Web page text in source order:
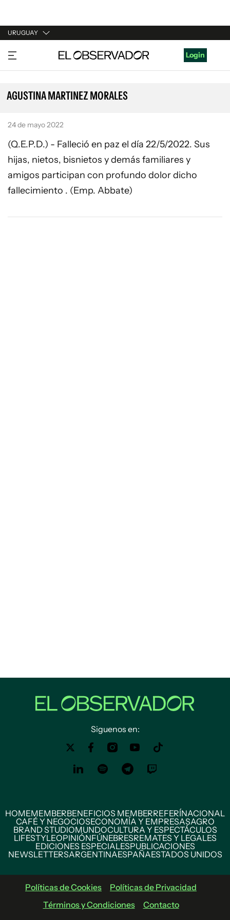
URUGUAY
URUGUAY
ARGENTINA
ESPAÑA
Login
AGUSTINA MARTINEZ MORALES
24 de mayo 2022
(Q.E.P.D.) - Falleció en paz el día 22/5/2022. Sus
hijas, nietos, bisnietos y demás familiares y
amigos participan con profundo dolor dicho
fallecimiento . (Emp. Abbate)
Siguenos en:
HOMEMEMBERBENEFICIOS MEMBERREFERÍNACIONAL
CAFÉ Y NEGOCIOSECONOMÍA Y EMPRESASAGRO
BRAND STUDIOMUNDOCULTURA Y ESPECTÁCULOS
LIFESTYLEOPINIÓNFÚNEBRESREMATES Y LEGALES
EDICIONES ESPECIALESPUBLICACIONES
NEWSLETTERSARGENTINAESPAÑAESTADOS UNIDOS
Políticas de Cookies
Políticas de Privacidad
Términos y Condiciones
Contacto